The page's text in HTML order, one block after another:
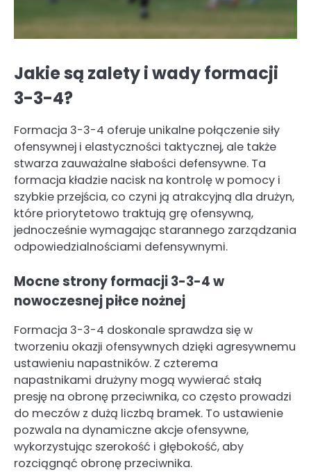
Jakie są zalety i wady formacji
3-3-4?
Formacja 3-3-4 oferuje unikalne połączenie siły
ofensywnej i elastyczności taktycznej, ale także
stwarza zauważalne słabości defensywne. Ta
formacja kładzie nacisk na kontrolę w pomocy i
szybkie przejścia, co czyni ją atrakcyjną dla drużyn,
które priorytetowo traktują grę ofensywną,
jednocześnie wymagając starannego zarządzania
odpowiedzialnościami defensywnymi.
Mocne strony formacji 3-3-4 w
nowoczesnej piłce nożnej
Formacja 3-3-4 doskonale sprawdza się w
tworzeniu okazji ofensywnych dzięki agresywnemu
ustawieniu napastników. Z czterema
napastnikami drużyny mogą wywierać stałą
presję na obronę przeciwnika, co często prowadzi
do meczów z dużą liczbą bramek. To ustawienie
pozwala na dynamiczne akcje ofensywne,
wykorzystując szerokość i głębokość, aby
rozciągnąć obronę przeciwnika.